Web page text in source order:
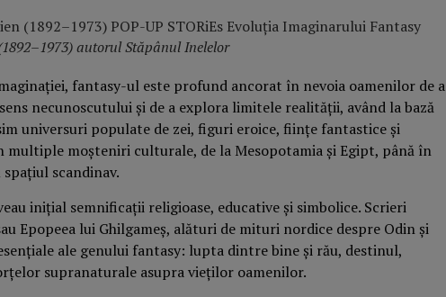
autorul Stăpânul Inelelor
fantasy-ul este profund ancorat în nevoia oamenilor de a
necunoscutului și de a explora limitele realității, având la bază
universuri populate de zei, figuri eroice, ființe fantastice și
moșteniri culturale, de la Mesopotamia și Egipt, până în
spațiul scandinav.
inițial semnificații religioase, educative și simbolice. Scrieri
Epopeea lui Ghilgameș, alături de mituri nordice despre Odin și
ale genului fantasy: lupta dintre bine și rău, destinul,
supranaturale asupra vieților oamenilor.